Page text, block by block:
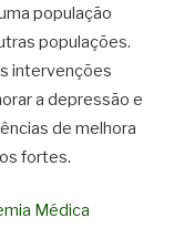
população
populações.
intervenções
a depressão e
de melhora
fortes.
Médica